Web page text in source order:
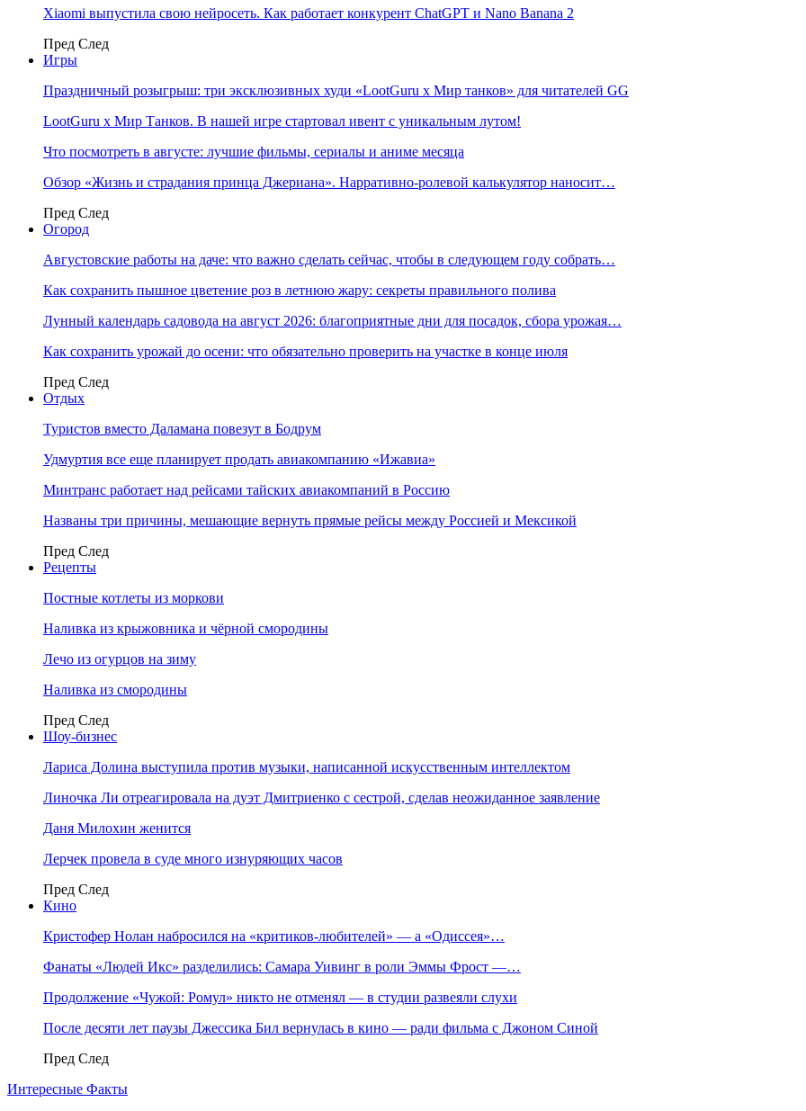
Xiaomi выпустила свою нейросеть. Как работает конкурент ChatGPT и Nano Banana 2
Пред След
Игры
Праздничный розыгрыш: три эксклюзивных худи «LootGuru х Мир танков» для читателей GG
LootGuru x Мир Танков. В нашей игре стартовал ивент с уникальным лутом!
Что посмотреть в августе: лучшие фильмы, сериалы и аниме месяца
Обзор «Жизнь и страдания принца Джериана». Нарративно-ролевой калькулятор наносит…
Пред След
Огород
Августовские работы на даче: что важно сделать сейчас, чтобы в следующем году собрать…
Как сохранить пышное цветение роз в летнюю жару: секреты правильного полива
Лунный календарь садовода на август 2026: благоприятные дни для посадок, сбора урожая…
Как сохранить урожай до осени: что обязательно проверить на участке в конце июля
Пред След
Отдых
Туристов вместо Даламана повезут в Бодрум
Удмуртия все еще планирует продать авиакомпанию «Ижавиа»
Минтранс работает над рейсами тайских авиакомпаний в Россию
Названы три причины, мешающие вернуть прямые рейсы между Россией и Мексикой
Пред След
Рецепты
Постные котлеты из моркови
Наливка из крыжовника и чёрной смородины
Лечо из огурцов на зиму
Наливка из смородины
Пред След
Шоу-бизнес
Лариса Долина выступила против музыки, написанной искусственным интеллектом
Линочка Ли отреагировала на дуэт Дмитриенко с сестрой, сделав неожиданное заявление
Даня Милохин женится
Лерчек провела в суде много изнуряющих часов
Пред След
Кино
Кристофер Нолан набросился на «критиков-любителей» — а «Одиссея»…
Фанаты «Людей Икс» разделились: Самара Уивинг в роли Эммы Фрост —…
Продолжение «Чужой: Ромул» никто не отменял — в студии развеяли слухи
После десяти лет паузы Джессика Бил вернулась в кино — ради фильма с Джоном Синой
Пред След
Интересные Факты